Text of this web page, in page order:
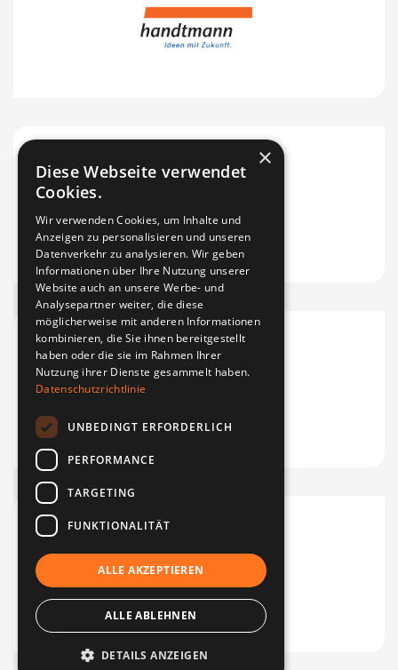
Financia
×
Diese Webseite verwendet
Cookies.
Wir verwenden Cookies, um Inhalte und
Anzeigen zu personalisieren und unseren
Datenverkehr zu analysieren. Wir geben
Informationen über Ihre Nutzung unserer
Website auch an unsere Werbe- und
Analysepartner weiter, die diese
möglicherweise mit anderen Informationen
kombinieren, die Sie ihnen bereitgestellt
haben oder die sie im Rahmen Ihrer
Nutzung ihrer Dienste gesammelt haben.
Datenschutzrichtlinie
UNBEDINGT ERFORDERLICH
PERFORMANCE
TARGETING
FUNKTIONALITÄT
ALLE AKZEPTIEREN
ALLE ABLEHNEN
DETAILS ANZEIGEN